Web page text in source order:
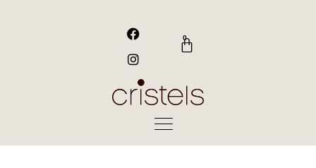
F
a
c
e
b
o
I
n
s
t
a
g
0
Kurv